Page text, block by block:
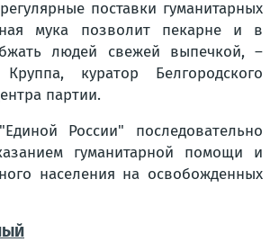
поставки гуманитарных
мука позволит пекарне и в
людей свежей выпечкой, –
куратор Белгородского
партии.
России" последовательно
гуманитарной помощи и
населения на освобожденных